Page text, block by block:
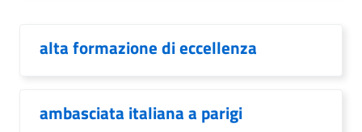
alta formazione di eccellenza
ambasciata italiana a parigi